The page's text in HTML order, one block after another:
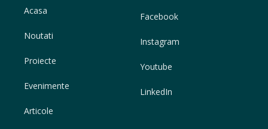
Acasa
Noutati
Proiecte
Evenimente
Articole
Facebook
Instagram
Youtube
LinkedIn